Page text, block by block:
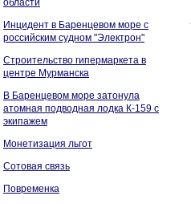
области
Инцидент в Баренцевом море с
российским судном "Электрон"
Строительство гипермаркета в
центре Мурманска
В Баренцевом море затонула
атомная подводная лодка К-159 с
экипажем
Монетизация льгот
Сотовая связь
Повременка